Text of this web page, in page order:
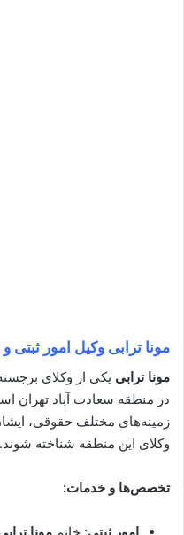
مونا ترابی وکیل امور ثبتی
مونا ترابی یکی از وکلای
در منطقه سعادت آباد تهران
زمینه‌های مختلف حقوقی،
وکلای این منطقه شناخته شوند.
تخصص‌ها و خدمات: